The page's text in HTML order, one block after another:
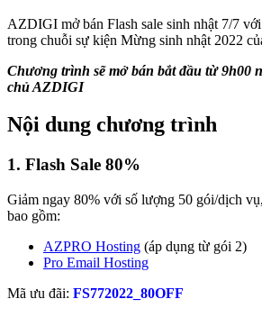
AZDIGI mở bán Flash sale sinh nhật 7/7
trong chuỗi sự kiện Mừng sinh nhật 2022
Chương trình sẽ mở bán bắt đầu từ 9h00
chủ AZDIGI
Nội dung chương trình
1. Flash Sale 80%
Giảm ngay 80% với số lượng 50 gói/dịch
bao gồm:
AZPRO Hosting (áp dụng từ gói 2)
Pro Email Hosting
Mã ưu đãi: FS772022_80OFF